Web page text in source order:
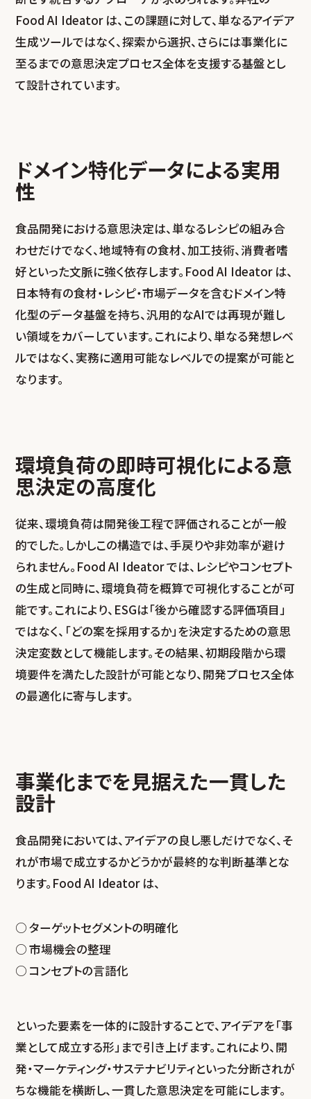
Food AI Ideator は、この課題に対して、単なるアイデア
生成ツールではなく、探索から選択、さらには事業化に
至るまでの意思決定プロセス全体を支援する基盤とし
て設計されています。
ドメイン特化データによる実用
性
食品開発における意思決定は、単なるレシピの組み合
わせだけでなく、地域特有の食材、加工技術、消費者嗜
好といった文脈に強く依存します。Food AI Ideator は、
日本特有の食材・レシピ・市場データを含むドメイン特
化型のデータ基盤を持ち、汎用的なAIでは再現が難し
い領域をカバーしています。これにより、単なる発想レベ
ルではなく、実務に適用可能なレベルでの提案が可能と
なります。
環境負荷の即時可視化による意
思決定の高度化
従来、環境負荷は開発後工程で評価されることが一般
的でした。しかしこの構造では、手戻りや非効率が避け
られません。Food AI Ideator では、レシピやコンセプト
の生成と同時に、環境負荷を概算で可視化することが可
能です。これにより、ESGは「後から確認する評価項目」
ではなく、「どの案を採用するか」を決定するための意思
決定変数として機能します。その結果、初期段階から環
境要件を満たした設計が可能となり、開発プロセス全体
の最適化に寄与します。
事業化までを見据えた一貫した
設計
食品開発においては、アイデアの良し悪しだけでなく、そ
れが市場で成立するかどうかが最終的な判断基準とな
ります。Food AI Ideator は、
ターゲットセグメントの明確化
市場機会の整理
コンセプトの言語化
といった要素を一体的に設計することで、アイデアを「事
業として成立する形」まで引き上げます。これにより、開
発・マーケティング・サステナビリティといった分断されが
ちな機能を横断し、一貫した意思決定を可能にします。